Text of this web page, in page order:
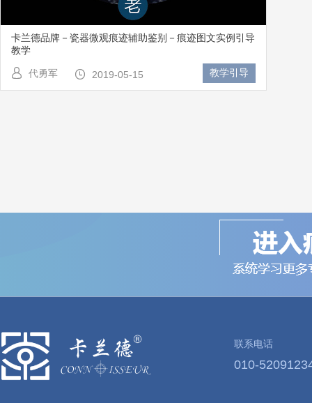
卡兰德品牌－瓷器微观痕迹辅助鉴别－痕迹图文实例引导
教学
代勇军 2019-05-15 教学引导
联系电话
010-